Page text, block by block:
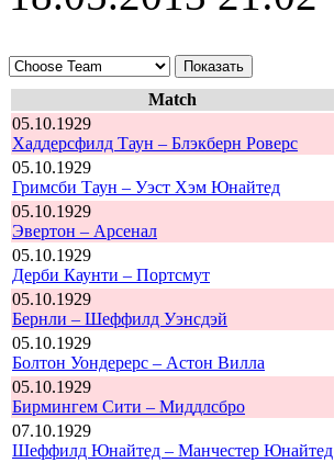
Match
05.10.1929
Хаддерсфилд Таун – Блэкберн Роверс
05.10.1929
Гримсби Таун – Уэст Хэм Юнайтед
05.10.1929
Эвертон – Арсенал
05.10.1929
Дерби Каунти – Портсмут
05.10.1929
Бернли – Шеффилд Уэнсдэй
05.10.1929
Болтон Уондерерс – Астон Вилла
05.10.1929
Бирмингем Сити – Миддлсбро
07.10.1929
Шеффилд Юнайтед – Манчестер Юнайтед